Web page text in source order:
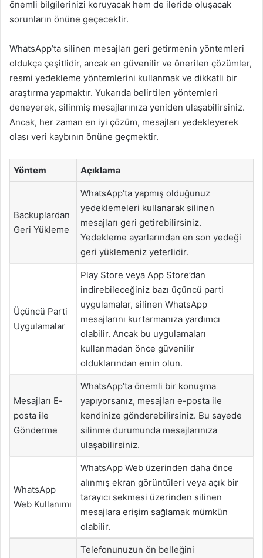
önemli bilgilerinizi koruyacak hem de ileride oluşacak
sorunların önüne geçecektir.
WhatsApp’ta silinen mesajları geri getirmenin yöntemleri
oldukça çeşitlidir, ancak en güvenilir ve önerilen çözümler,
resmi yedekleme yöntemlerini kullanmak ve dikkatli bir
araştırma yapmaktır. Yukarıda belirtilen yöntemleri
deneyerek, silinmiş mesajlarınıza yeniden ulaşabilirsiniz.
Ancak, her zaman en iyi çözüm, mesajları yedekleyerek
olası veri kaybının önüne geçmektir.
Yöntem Açıklama
Backuplardan
Geri Yükleme
WhatsApp’ta yapmış olduğunuz
yedeklemeleri kullanarak silinen
mesajları geri getirebilirsiniz.
Yedekleme ayarlarından en son yedeği
geri yüklemeniz yeterlidir.
Üçüncü Parti
Uygulamalar
Play Store veya App Store’dan
indirebileceğiniz bazı üçüncü parti
uygulamalar, silinen WhatsApp
mesajlarını kurtarmanıza yardımcı
olabilir. Ancak bu uygulamaları
kullanmadan önce güvenilir
olduklarından emin olun.
Mesajları E-
posta ile
Gönderme
WhatsApp’ta önemli bir konuşma
yapıyorsanız, mesajları e-posta ile
kendinize gönderebilirsiniz. Bu sayede
silinme durumunda mesajlarınıza
ulaşabilirsiniz.
WhatsApp
Web Kullanımı
WhatsApp Web üzerinden daha önce
alınmış ekran görüntüleri veya açık bir
tarayıcı sekmesi üzerinden silinen
mesajlara erişim sağlamak mümkün
olabilir.
Telefonunuzun ön belleğini